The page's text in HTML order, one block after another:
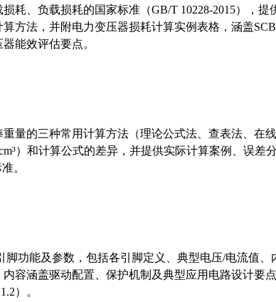
耗、负载损耗的国家标准（GB/T 10228-2015），提
方法，并附电力变压器损耗计算实例表格，涵盖
能效评估要点。
量的三种常用计算方法（理论公式法、查表法、在
）和计算公式的差异，并提供实际计算案例、误差
。
脚功能及参数，包括各引脚定义、典型电压/电流值
容涵盖驱动配置、保护机制及典型应用电路设计要
）。